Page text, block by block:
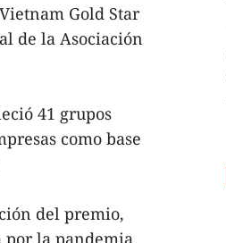
Gold Star
de la Asociación
41 grupos
como base
del premio,
por la pandemia